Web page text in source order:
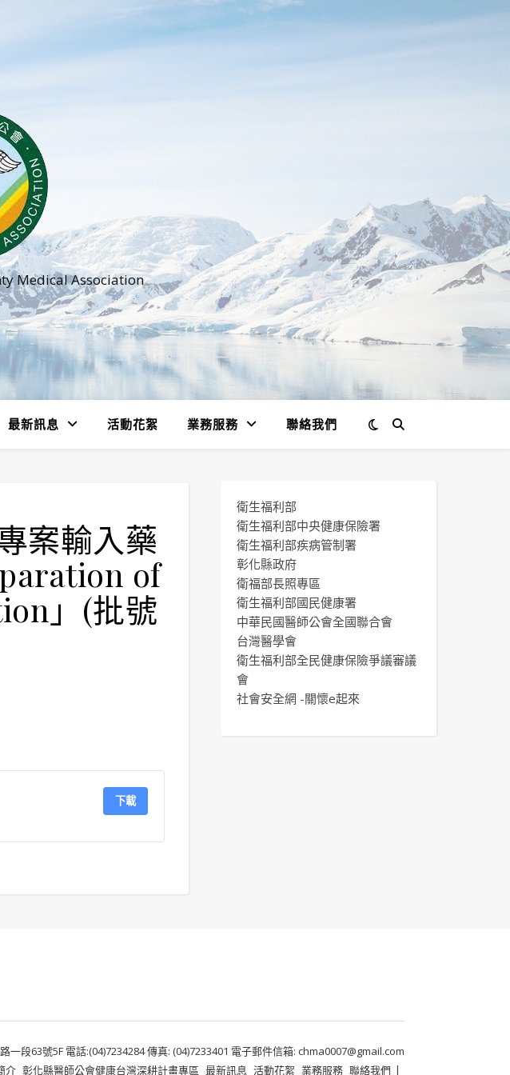
Medical Association
最新訊息 活動花絮 業務服務 聯絡我們
案輸入藥
of
」(批號
下載
衛生福利部
衛生福利部中央健康保險署
衛生福利部疾病管制署
彰化縣政府
衛福部長照專區
衛生福利部國民健康署
中華民國醫師公會全國聯合會
台灣醫學會
衛生福利部全民健康保險爭議審議
會
社會安全網 -關懷e起來
段63號5F 電話:(04)7234284 傳真: (04)7233401 電子郵件信箱: chma0007@gmail.com
介 彰化縣醫師公會健康台灣深耕計畫專區 最新訊息 活動花絮 業務服務 聯絡我們